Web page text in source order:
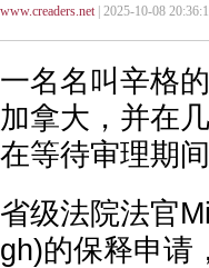
www.creaders.net| 2025-10-08
一名名叫辛格
加拿大，并在
在等待审理期
省级法院法官
gh)的保释申请